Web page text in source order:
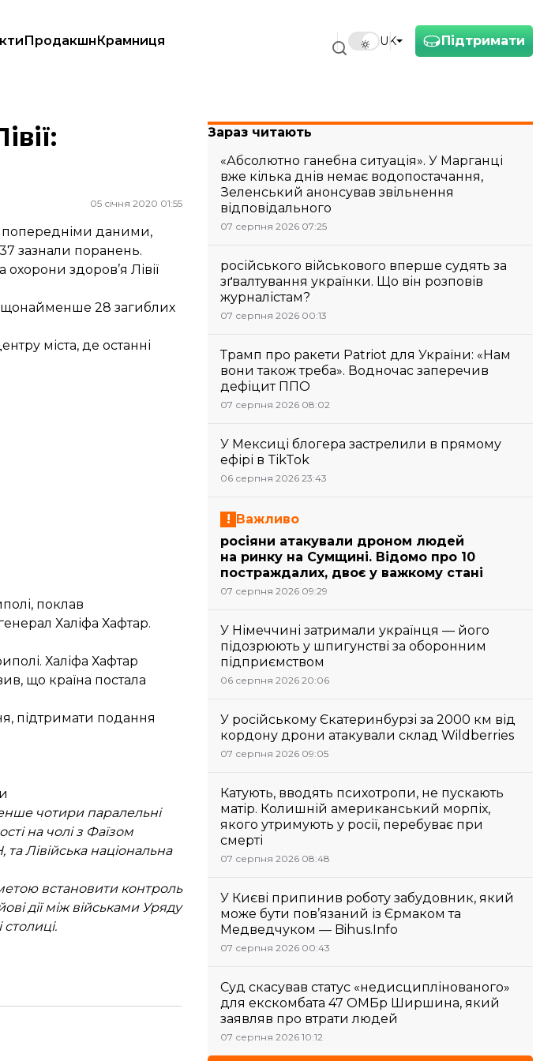
Підтримати
UK
ПродакшнКрамниця
05 січня 2020 01:55
попередніми даними,
зазнали поранень.
здоров’я Лівії
щонайменше 28 загиблих
міста, де останні
поклав
Халіфа Хафтар.
Халіфа Хафтар
що країна постала
підтримати подання
чотири паралельні
на чолі з Фаїзом
Лівійська національна
встановити контроль
дії між військами Уряду
столиці.
Зараз читають
«Абсолютно ганебна ситуація». У Марганці
вже кілька днів немає водопостачання,
Зеленський анонсував звільнення
відповідального
07 серпня 2026 07:25
російського військового вперше судять за
зґвалтування українки. Що він розповів
журналістам?
07 серпня 2026 00:13
Трамп про ракети Patriot для України: «Нам
вони також треба». Водночас заперечив
дефіцит ППО
07 серпня 2026 08:02
У Мексиці блогера застрелили в прямому
ефірі в TikTok
06 серпня 2026 23:43
Важливо
росіяни атакували дроном людей
на ринку на Сумщині. Відомо про 10
постраждалих, двоє у важкому стані
07 серпня 2026 09:29
У Німеччині затримали українця — його
підозрюють у шпигунстві за оборонним
підприємством
06 серпня 2026 20:06
У російському Єкатеринбурзі за 2000 км від
кордону дрони атакували склад Wildberries
07 серпня 2026 09:05
Катують, вводять психотропи, не пускають
матір. Колишній американський морпіх,
якого утримують у росії, перебуває при
смерті
07 серпня 2026 08:48
У Києві припинив роботу забудовник, який
може бути пов’язаний із Єрмаком та
Медведчуком — Bihus.Info
07 серпня 2026 00:43
Суд скасував статус «недисциплінованого»
для екскомбата 47 ОМБр Ширшина, який
заявляв про втрати людей
07 серпня 2026 10:12